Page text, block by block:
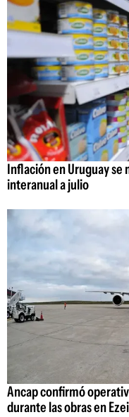
Inflación en Uruguay se
interanual a julio
Ancap confirmó
durante las obras en